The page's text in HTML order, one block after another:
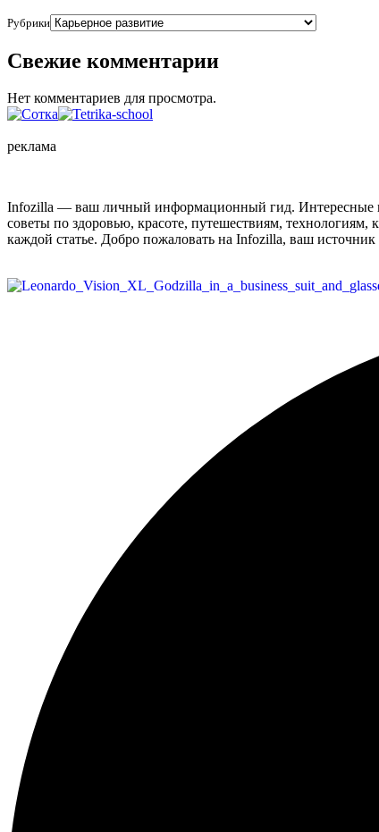
Рубрики
Свежие комментарии
Нет комментариев для просмотра.
реклама
Infozilla — ваш личный информационный гид. Интересные и
советы по здоровью, красоте, путешествиям,
каждой статье. Добро пожаловать на Infozilla, ваш